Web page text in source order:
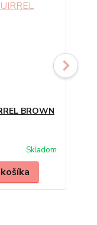
BROWN
Skladom